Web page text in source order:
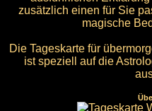
zusätzlich einen für Sie
magische
Die Tageskarte für
ist speziell auf die